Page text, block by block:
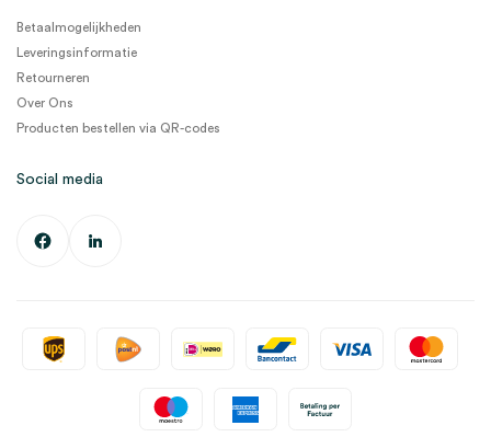
Betaalmogelijkheden
Leveringsinformatie
Retourneren
Over Ons
Producten bestellen via QR-codes
Social media